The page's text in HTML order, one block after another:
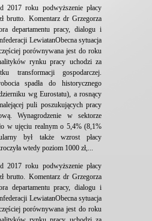
2017 roku podwyższenie płacy
brutto. Komentarz dr Grzegorza
departamentu pracy, dialogu i
LewiatanObecna sytuacja
porównywana jest do roku
rynku pracy uchodzi za
transformacji gospodarczej.
spadła do historycznego
wg Eurostatu), a rosnący
puli poszukujących pracy
Wynagrodzenie w sektorze
w ujęciu realnym o 5,4% (8,1%
był także wzrost płacy
wtedy poziom 1000 zł,...
2017 roku podwyższenie płacy
brutto. Komentarz dr Grzegorza
departamentu pracy, dialogu i
LewiatanObecna sytuacja
porównywana jest do roku